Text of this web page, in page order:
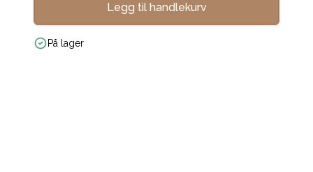
Legg til handlekurv
På lager